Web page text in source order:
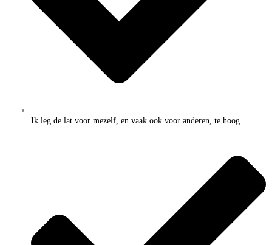
Ik leg de lat voor mezelf, en vaak ook voor anderen, te hoog